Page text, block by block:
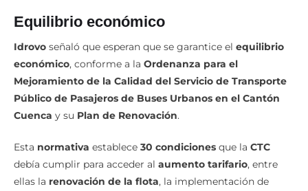
Equilibrio económico
Idrovo señaló que esperan que se garantice el equilibrio
económico, conforme a la Ordenanza para el
Mejoramiento de la Calidad del Servicio de Transporte
Público de Pasajeros de Buses Urbanos en el Cantón
Cuenca y su Plan de Renovación.
Esta normativa establece 30 condiciones que la CTC
debía cumplir para acceder al aumento tarifario, entre
ellas la renovación de la flota, la implementación de